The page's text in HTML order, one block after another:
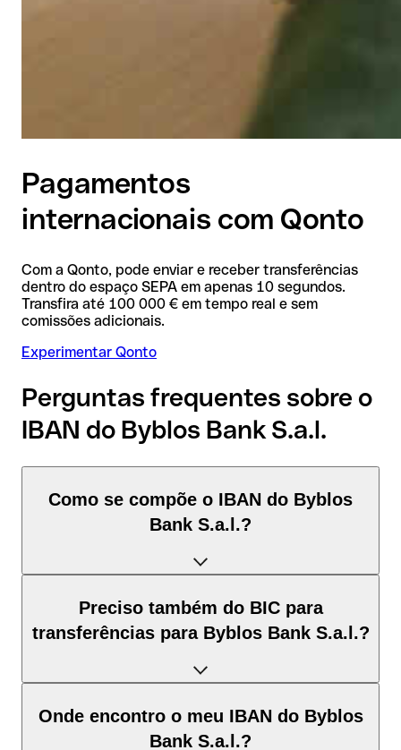
Pagamentos
internacionais com Qonto
Com a Qonto, pode enviar e receber transferências
dentro do espaço SEPA em apenas 10 segundos.
Transfira até 100 000 € em tempo real e sem
comissões adicionais.
Experimentar Qonto
Perguntas frequentes sobre o
IBAN do Byblos Bank S.a.l.
Como se compõe o IBAN do Byblos
Bank S.a.l.?
composto por três elementos:
Código de país (posição 1–2): Líbano identifica Líbano
Dígitos de controlo (posição 3–4): calculados pelo método
Preciso também do BIC para
transferências para Byblos Bank S.a.l.?
Onde encontro o meu IBAN do Byblos
Bank S.a.l.?